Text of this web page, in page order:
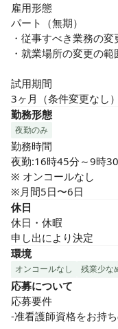
雇用形態
パート（無期）
・従事すべき業務の
・就業場所の変更の範
試用期間
3ヶ月（条件変更なし）
勤務形態
夜勤のみ
勤務時間
夜勤:16時45分～9時
※ オンコールなし
※月間5日〜6日
休日
休日・休暇
申し出により決定
環境
オンコールなし 残業少な
応募について
応募要件
-准看護師資格をお持